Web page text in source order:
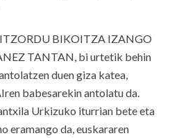
BIKOITZA IZANGO
TANTAN, bi urtetik behin
duen giza katea,
babesarekin antolatu da.
Urkizuko iturrian bete eta
eramango da, euskararen